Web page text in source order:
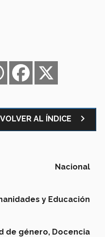
Facebook
WhatsApp
VOLVER AL ÍNDICE navigate_next
Nacional
y Educación
de género, Docencia